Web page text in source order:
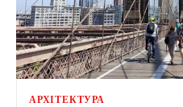
АРХІТЕКТУРА